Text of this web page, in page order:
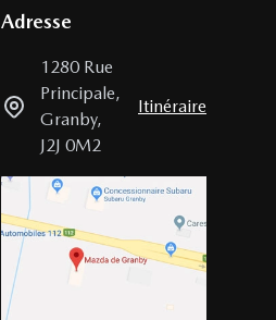
Adresse
1280 Rue
Principale,
Granby,
J2J 0M2
Itinéraire